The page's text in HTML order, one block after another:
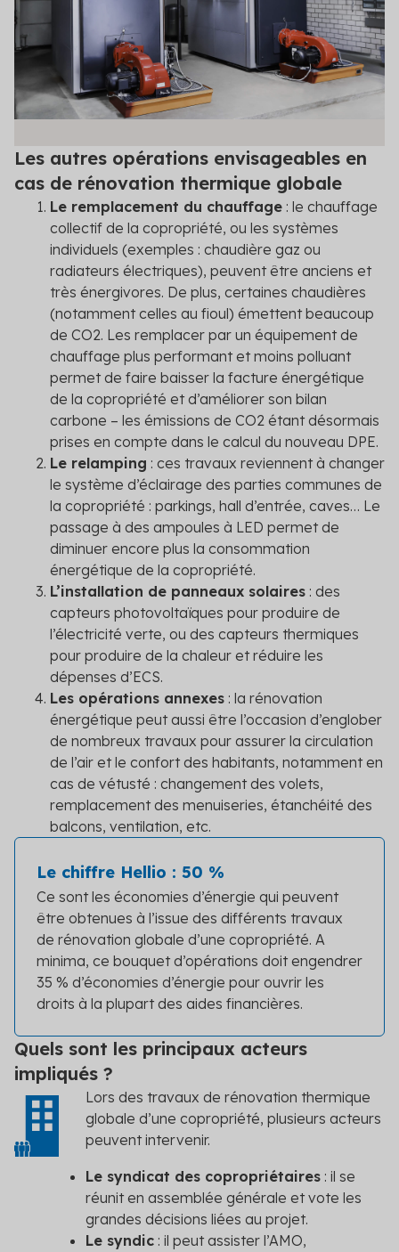
Les autres opérations envisageables en
cas de rénovation thermique globale
Le remplacement du chauffage : le chauffage
collectif de la copropriété, ou les systèmes
individuels (exemples : chaudière gaz ou
radiateurs électriques), peuvent être anciens et
très énergivores. De plus, certaines chaudières
(notamment celles au fioul) émettent beaucoup
de CO2. Les remplacer par un équipement de
chauffage plus performant et moins polluant
permet de faire baisser la facture énergétique
de la copropriété et d’améliorer son bilan
carbone – les émissions de CO2 étant désormais
prises en compte dans le calcul du nouveau DPE.
Le relamping : ces travaux reviennent à changer
le système d’éclairage des parties communes de
la copropriété : parkings, hall d’entrée, caves… Le
passage à des ampoules à LED permet de
diminuer encore plus la consommation
énergétique de la copropriété.
L’installation de panneaux solaires : des
capteurs photovoltaïques pour produire de
l’électricité verte, ou des capteurs thermiques
pour produire de la chaleur et réduire les
dépenses d’ECS.
Les opérations annexes : la rénovation
énergétique peut aussi être l’occasion d’englober
de nombreux travaux pour assurer la circulation
de l’air et le confort des habitants, notamment en
cas de vétusté : changement des volets,
remplacement des menuiseries, étanchéité des
balcons, ventilation, etc.
Le chiffre Hellio : 50 %
Ce sont les économies d’énergie qui peuvent
être obtenues à l’issue des différents travaux
de rénovation globale d’une copropriété. A
minima, ce bouquet d’opérations doit engendrer
35 % d’économies d’énergie pour ouvrir les
droits à la plupart des aides financières.
Quels sont les principaux acteurs
impliqués ?
Lors des travaux de rénovation thermique
globale d’une copropriété, plusieurs acteurs
peuvent intervenir.
Le syndicat des copropriétaires : il se
réunit en assemblée générale et vote les
grandes décisions liées au projet.
Le syndic : il peut assister l’AMO,